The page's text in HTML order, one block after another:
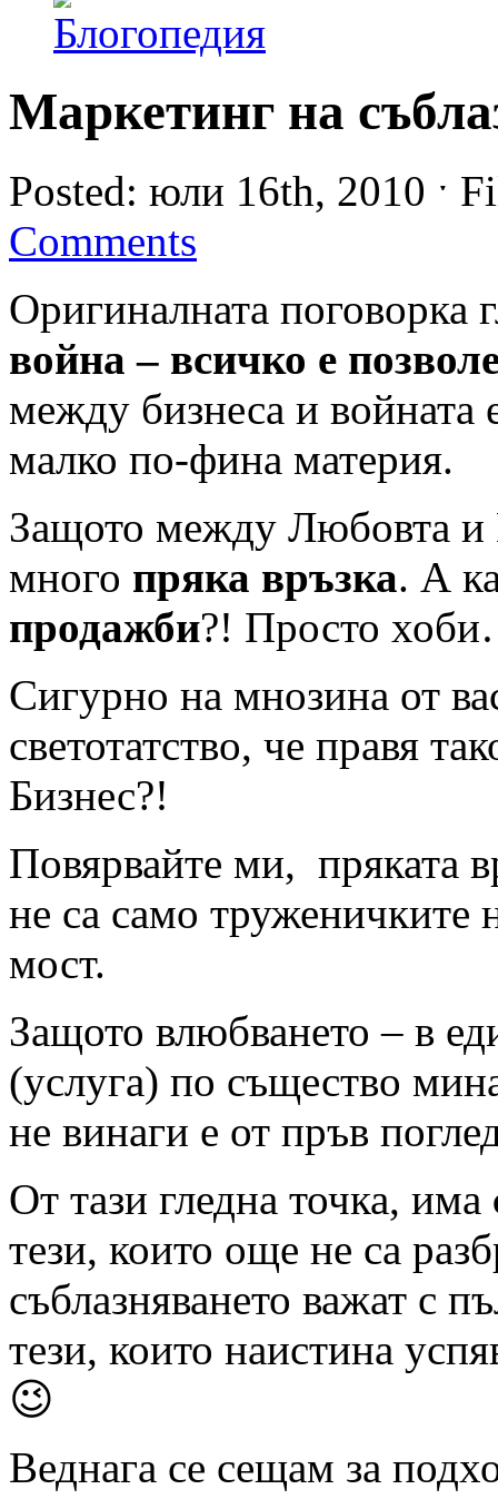
Маркетинг на
Posted: юли 16th, 2010 ˑ
Comments
Оригиналната поговорка
война – всичко е
между бизнеса и войната
малко по-фина материя.
Защото между Любовта и
много пряка връзка. А
продажби?! Просто
Сигурно на мнозина от
светотатство, че правя
Бизнес?!
Повярвайте ми, пряката
не са само труженичките
мост.
Защото влюбването – в
(услуга) по същество
не винаги е от пръв
От тази гледна точка, има
тези, които още не са
съблазняването важат с
тези, които наистина
😉
Веднага се сещам за